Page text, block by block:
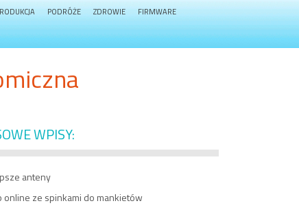
PODRÓŻE ZDROWIE FIRMWARE
WPISY:
anteny
online ze spinkami do mankietów